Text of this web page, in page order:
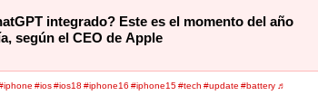
integrado? Este es el momento del año
según el CEO de Apple
#ios#ios18 #iphone16 #iphone15#tech #update #battery ♬